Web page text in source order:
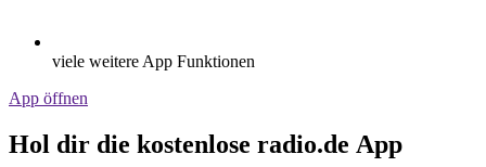
viele weitere App Funktionen
App öffnen
Hol dir die kostenlose radio.de App